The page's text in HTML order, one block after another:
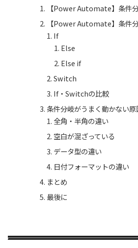
【Power Automate】条件
【Power Automate】条件
If
Else
Else if
Switch
If・Switchの比較
条件分岐がうまく動かない
全角・半角の違い
空白が混ざっている
データ型の違い
日付フォーマットの違い
まとめ
最後に